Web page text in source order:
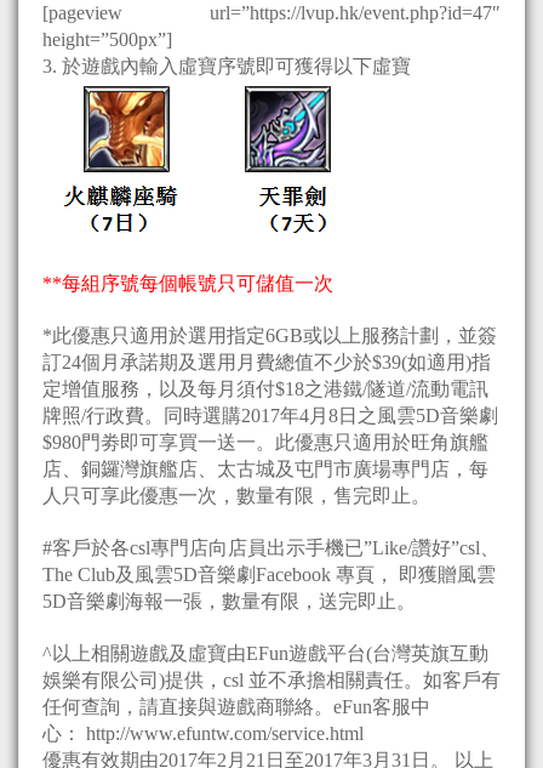
[pageview url=”https://lvup.hk/event.php?id=47″
height=”500px”]
3. 於遊戲內輸入虛寶序號即可獲得以下虛寶
**每組序號每個帳號只可儲值一次
*此優惠只適用於選用指定6GB或以上服務計劃，並簽
訂24個月承諾期及選用月費總值不少於$39(如適用)指
定增值服務，以及每月須付$18之港鐵/隧道/流動電訊
牌照/行政費。同時選購2017年4月8日之風雲5D音樂劇
$980門劵即可享買一送一。此優惠只適用於旺角旗艦
店、銅鑼灣旗艦店、太古城及屯門市廣場專門店，每
人只可享此優惠一次，數量有限，售完即止。
#客戶於各csl專門店向店員出示手機已”Like/讚好”csl、
The Club及風雲5D音樂劇Facebook 專頁， 即獲贈風雲
5D音樂劇海報一張，數量有限，送完即止。
^以上相關遊戲及虛寶由EFun遊戲平台(台灣英旗互動
娛樂有限公司)提供，csl 並不承擔相關責任。如客戶有
任何查詢，請直接與遊戲商聯絡。eFun客服中
心： http://www.efuntw.com/service.html
優惠有效期由2017年2月21日至2017年3月31日。 以上